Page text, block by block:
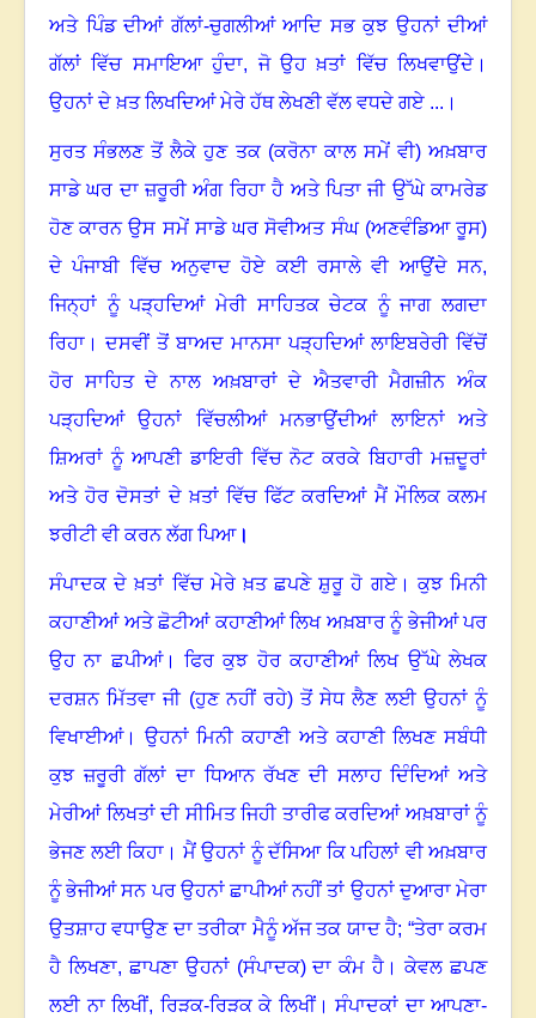
ਅਤੇ ਪਿੰਡ ਦੀਆਂ ਗੱਲਾਂ-ਚੁਗਲੀਆਂ ਆਦਿ ਸਭ ਕੁਝ ਉਹਨਾਂ ਦੀਆਂ
ਗੱਲਾਂ ਵਿੱਚ ਸਮਾਇਆ ਹੁੰਦਾ, ਜੋ ਉਹ ਖ਼ਤਾਂ ਵਿੱਚ ਲਿਖਵਾਉਂਦੇ ।
ਉਹਨਾਂ ਦੇ ਖ਼ਤ ਲਿਖਦਿਆਂ ਮੇਰੇ ਹੱਥ ਲੇਖਣੀ ਵੱਲ ਵਧਦੇ ਗਏ ... ।
ਸੁਰਤ ਸੰਭਲਣ ਤੋਂ ਲੈਕੇ ਹੁਣ ਤਕ (ਕਰੋਨਾ ਕਾਲ ਸਮੇਂ ਵੀ) ਅਖ਼ਬਾਰ
ਸਾਡੇ ਘਰ ਦਾ ਜ਼ਰੂਰੀ ਅੰਗ ਰਿਹਾ ਹੈ ਅਤੇ ਪਿਤਾ ਜੀ ਉੱਘੇ ਕਾਮਰੇਡ
ਹੋਣ ਕਾਰਨ ਉਸ ਸਮੇਂ ਸਾਡੇ ਘਰ ਸੋਵੀਅਤ ਸੰਘ (ਅਣਵੰਡਿਆ ਰੂਸ)
ਦੇ ਪੰਜਾਬੀ ਵਿੱਚ ਅਨੁਵਾਦ ਹੋਏ ਕਈ ਰਸਾਲੇ ਵੀ ਆਉਂਦੇ ਸਨ,
ਜਿਨ੍ਹਾਂ ਨੂੰ ਪੜ੍ਹਦਿਆਂ ਮੇਰੀ ਸਾਹਿਤਕ ਚੇਟਕ ਨੂੰ ਜਾਗ ਲਗਦਾ
ਰਿਹਾ ।ਦਸਵੀਂ ਤੋਂ ਬਾਅਦ ਮਾਨਸਾ ਪੜ੍ਹਦਿਆਂ ਲਾਇਬਰੇਰੀ ਵਿੱਚੋਂ
ਹੋਰ ਸਾਹਿਤ ਦੇ ਨਾਲ ਅਖ਼ਬਾਰਾਂ ਦੇ ਐਤਵਾਰੀ ਮੈਗਜ਼ੀਨ ਅੰਕ
ਪੜ੍ਹਦਿਆਂ ਉਹਨਾਂ ਵਿੱਚਲੀਆਂ ਮਨਭਾਉਂਦੀਆਂ ਲਾਇਨਾਂ ਅਤੇ
ਸ਼ਿਅਰਾਂ ਨੂੰ ਆਪਣੀ ਡਾਇਰੀ ਵਿੱਚ ਨੋਟ ਕਰਕੇ ਬਿਹਾਰੀ ਮਜ਼ਦੂਰਾਂ
ਅਤੇ ਹੋਰ ਦੋਸਤਾਂ ਦੇ ਖ਼ਤਾਂ ਵਿੱਚ ਫਿੱਟ ਕਰਦਿਆਂ ਮੈਂ ਮੌਲਿਕ ਕਲਮ
ਝਰੀਟੀ ਵੀ ਕਰਨ ਲੱਗ ਪਿਆ।
ਸੰਪਾਦਕ ਦੇ ਖ਼ਤਾਂ ਵਿੱਚ ਮੇਰੇ ਖ਼ਤ ਛਪਣੇ ਸ਼ੁਰੂ ਹੋ ਗਏ।ਕੁਝ ਮਿਨੀ
ਕਹਾਣੀਆਂ ਅਤੇ ਛੋਟੀਆਂ ਕਹਾਣੀਆਂ ਲਿਖ ਅਖ਼ਬਾਰ ਨੂੰ ਭੇਜੀਆਂ ਪਰ
ਉਹ ਨਾ ਛਪੀਆਂ।ਫਿਰ ਕੁਝ ਹੋਰ ਕਹਾਣੀਆਂ ਲਿਖ ਉੱਘੇ ਲੇਖਕ
ਦਰਸ਼ਨ ਮਿੱਤਵਾ ਜੀ (ਹੁਣ ਨਹੀਂ ਰਹੇ) ਤੋਂ ਸੇਧ ਲੈਣ ਲਈ ਉਹਨਾਂ ਨੂੰ
ਵਿਖਾਈਆਂ। ਉਹਨਾਂ ਮਿਨੀ ਕਹਾਣੀ ਅਤੇ ਕਹਾਣੀ ਲਿਖਣ ਸਬੰਧੀ
ਕੁਝ ਜ਼ਰੂਰੀ ਗੱਲਾਂ ਦਾ ਧਿਆਨ ਰੱਖਣ ਦੀ ਸਲਾਹ ਦਿੰਦਿਆਂ ਅਤੇ
ਮੇਰੀਆਂ ਲਿਖਤਾਂ ਦੀ ਸੀਮਿਤ ਜਿਹੀ ਤਾਰੀਫ ਕਰਦਿਆਂ ਅਖ਼ਬਾਰਾਂ ਨੂੰ
ਭੇਜਣ ਲਈ ਕਿਹਾ । ਮੈਂ ਉਹਨਾਂ ਨੂੰ ਦੱਸਿਆ ਕਿ ਪਹਿਲਾਂ ਵੀ ਅਖ਼ਬਾਰ
ਨੂੰ ਭੇਜੀਆਂ ਸਨ ਪਰ ਉਹਨਾਂ ਛਾਪੀਆਂ ਨਹੀਂ ਤਾਂ ਉਹਨਾਂ ਦੁਆਰਾ ਮੇਰਾ
ਉਤਸ਼ਾਹ ਵਧਾਉਣ ਦਾ ਤਰੀਕਾ ਮੈਨੂੰ ਅੱਜ ਤਕ ਯਾਦ ਹੈ; “ਤੇਰਾ ਕਰਮ
ਹੈ ਲਿਖਣਾ,ਛਾਪਣਾ ਉਹਨਾਂ (ਸੰਪਾਦਕ) ਦਾ ਕੰਮ ਹੈ। ਕੇਵਲ ਛਪਣ
ਲਈ ਨਾ ਲਿਖੀਂ, ਰਿੜਕ-ਰਿੜਕ ਕੇ ਲਿਖੀਂ। ਸੰਪਾਦਕਾਂ ਦਾ ਆਪਣਾ-